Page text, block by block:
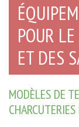
POUR
ET DES
MODÈLES DE